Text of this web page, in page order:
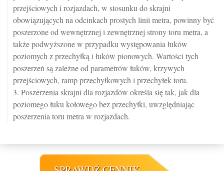
przejściowych i rozjazdach, w stosunku do skrajni
obowiązujących na odcinkach prostych linii metra, powinny być
poszerzone od wewnętrznej i zewnętrznej strony toru metra, a
także podwyższone w przypadku występowania łuków
poziomych z przechyłką i łuków pionowych. Wartości tych
poszerzeń są zależne od parametrów łuków, krzywych
przejściowych, ramp przechyłkowych i przechyłek toru.
3. Poszerzenia skrajni dla rozjazdów określa się tak, jak dla
poziomego łuku kołowego bez przechyłki, uwzględniając
poszerzenia toru metra w rozjazdach.